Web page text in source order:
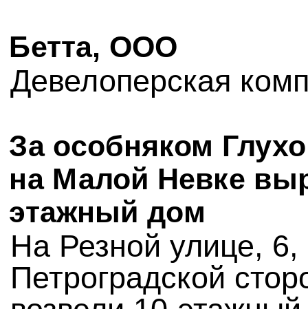
Бетта, ООО
Девелоперская
За особняком
на Малой Невке
этажный дом
На Резной улице, 6,
Петроградской